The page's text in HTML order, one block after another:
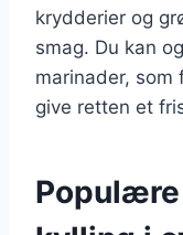
krydderier og
smag. Du kan
marinader, som
give retten et